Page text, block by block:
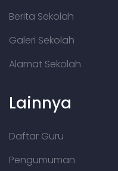
Berita Sekolah
Galeri Sekolah
Alamat Sekolah
Lainnya
Daftar Guru
Pengumuman